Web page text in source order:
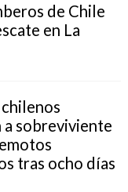
de Chile
en La
a sobreviviente
tras ocho días